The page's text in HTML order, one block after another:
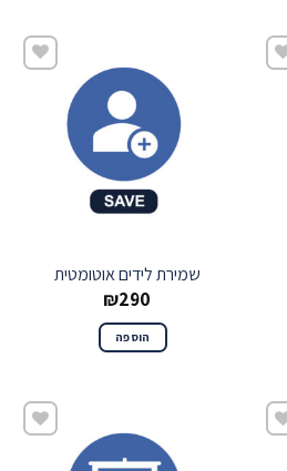
שמירת לידים אוטומטית
₪290
הוספה